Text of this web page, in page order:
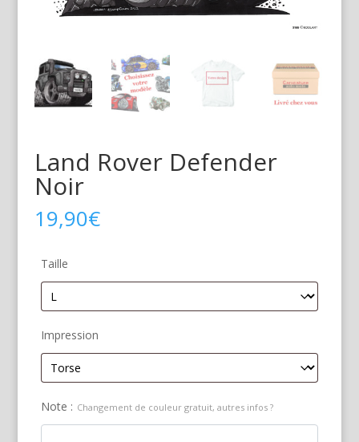
Land Rover Defender
Noir
19,90€
Taille
Impression
Note : Changement de couleur gratuit, autres infos ?